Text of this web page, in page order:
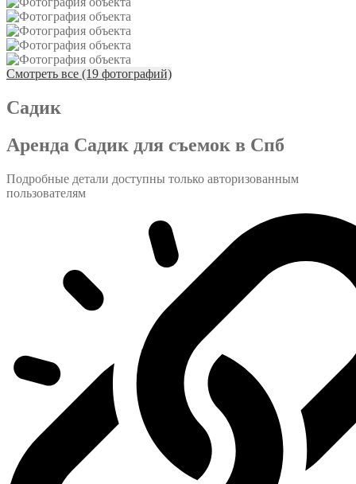
Смотреть все (19 фотографий)
Садик
Аренда Садик для съемок в Спб
Подробные детали доступны только авторизованным
пользователям